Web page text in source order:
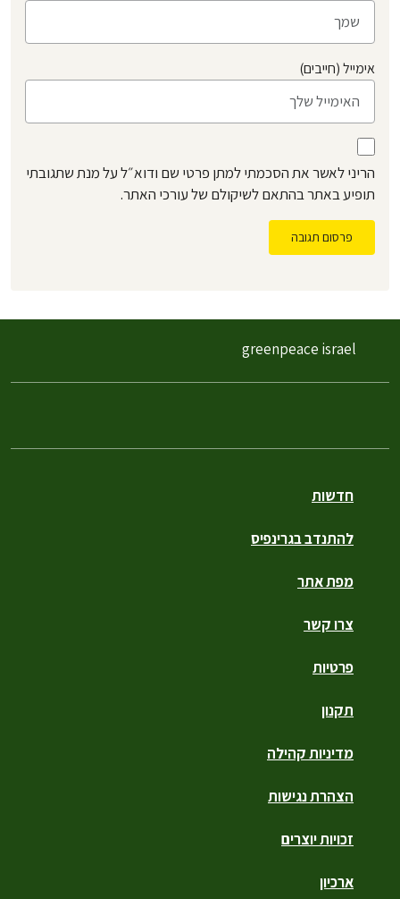
אימייל (חייבים)
הריני לאשר את הסכמתי למתן פרטי שם ודוא״ל על מנת שתגובתי
תופיע באתר בהתאם לשיקולם של עורכי האתר.
פרסום תגובה
חדשות
להתנדב בגרינפיס
מפת אתר
צרו קשר
פרטיות
תקנון
מדיניות קהילה
הצהרת נגישות
זכויות יוצרים
ארכיון